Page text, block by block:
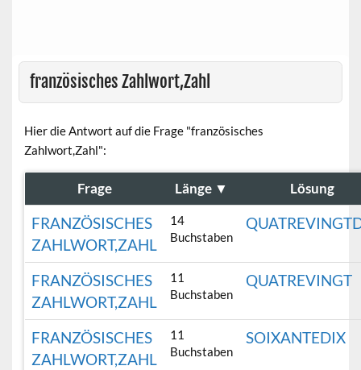
französisches Zahlwort,Zahl
Hier die Antwort auf die Frage "französisches
Zahlwort,Zahl":
Frage Länge ▼ Lösung
FRANZÖSISCHES
ZAHLWORT,ZAHL
14
Buchstaben
FRANZÖSISCHES
ZAHLWORT,ZAHL
11
Buchstaben
QUATREVINGT
FRANZÖSISCHES
ZAHLWORT,ZAHL
11
Buchstaben
SOIXANTEDIX